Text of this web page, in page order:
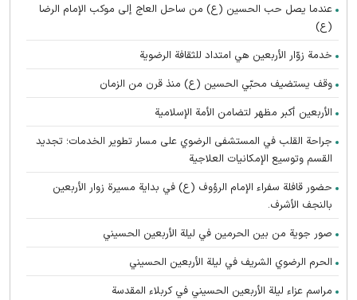
عندما يصل حب الحسين (ع) من ساحل العاج إلى موكب الإمام الرضا
(ع)
خدمة زوّار الأربعين هي امتداد للثقافة الرضوية
وقف يستضيف محبّي الحسين (ع) منذ قرن من الزمان
الأربعين أكبر مظهر لتضامن الأمة الإسلامية
جراحة القلب في المستشفى الرضوي على مسار تطوير الخدمات؛ تجديد
القسم وتوسيع الإمكانيات العلاجية
حضور قافلة سفراء الإمام الرؤوف (ع) في بدایة مسيرة زوار الأربعين
بالنجف الأشرف.
صور جوية من بين الحرمين في ليلة الأربعين الحسيني
الحرم الرضوي الشریف في ليلة الأربعين الحسيني
مراسم عزاء ليلة الأربعين الحسيني في كربلاء المقدسة